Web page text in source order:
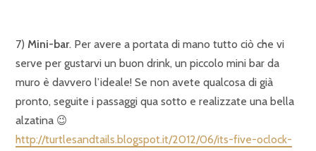
7) Mini-bar. Per avere a portata di mano tutto ciò che vi
serve per gustarvi un buon drink, un piccolo mini bar da
muro è davvero l’ideale! Se non avete qualcosa di già
pronto, seguite i passaggi qua sotto e realizzate una bella
alzatina 😉
http://turtlesandtails.blogspot.it/2012/06/its-five-oclock-